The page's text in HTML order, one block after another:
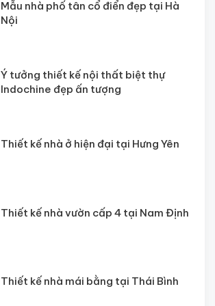
Mẫu nhà phố tân cổ điển đẹp tại Hà
Nội
Ý tưởng thiết kế nội thất biệt thự
Indochine đẹp ấn tượng
Thiết kế nhà ở hiện đại tại Hưng Yên
Thiết kế nhà vườn cấp 4 tại Nam Định
Thiết kế nhà mái bằng tại Thái Bình